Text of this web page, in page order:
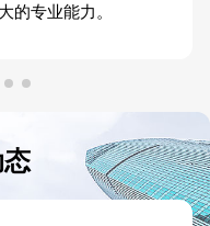
的专业能力。